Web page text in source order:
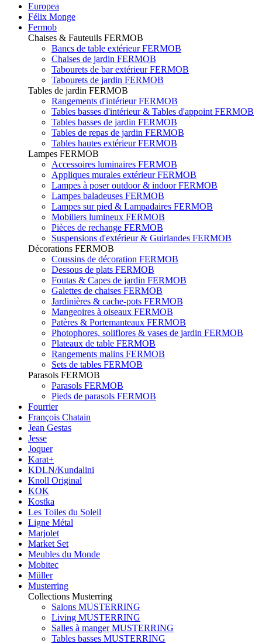
Europea
Félix Monge
Fermob
Chaises & Fauteuils FERMOB
Bancs de table extérieur FERMOB
Chaises de jardin FERMOB
Tabourets de bar extérieur FERMOB
Tabourets de jardin FERMOB
Tables de jardin FERMOB
Rangements d'intérieur FERMOB
Tables basses d'intérieur & Tables d'appoint FERMOB
Tables basses de jardin FERMOB
Tables de repas de jardin FERMOB
Tables hautes extérieur FERMOB
Lampes FERMOB
Accessoires luminaires FERMOB
Appliques murales extérieur FERMOB
Lampes à poser outdoor & indoor FERMOB
Lampes baladeuses FERMOB
Lampes sur pied & Lampadaires FERMOB
Mobiliers lumineux FERMOB
Pièces de rechange FERMOB
Suspensions d'extérieur & Guirlandes FERMOB
Décorations FERMOB
Coussins de décoration FERMOB
Dessous de plats FERMOB
Foutas & Capes de jardin FERMOB
Galettes de chaises FERMOB
Jardinières & cache-pots FERMOB
Mangeoires à oiseaux FERMOB
Patères & Portemanteaux FERMOB
Photophores, soliflores & vases de jardin FERMOB
Plateaux de table FERMOB
Rangements malins FERMOB
Sets de tables FERMOB
Parasols FERMOB
Parasols FERMOB
Pieds de parasols FERMOB
Fourrier
François Chatain
Jean Gestas
Jesse
Joquer
Karat+
KDLN/Kundalini
Knoll Original
KOK
Kostka
Les Toiles du Soleil
Ligne Métal
Marjolet
Market Set
Meubles du Monde
Mobitec
Müller
Musterring
Collections Musterring
Salons MUSTERRING
Living MUSTERRING
Salles à manger MUSTERRING
Tables basses MUSTERRING